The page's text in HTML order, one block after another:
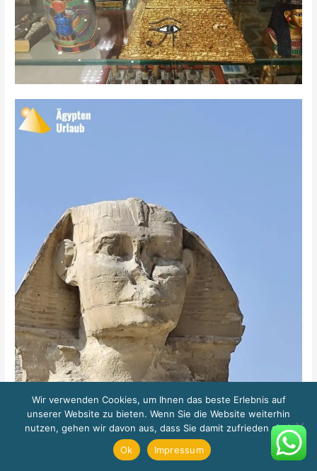
Wir verwenden Cookies, um Ihnen das beste Erlebnis auf
unserer Website zu bieten. Wenn Sie die Website weiterhin
nutzen, gehen wir davon aus, dass Sie damit zufrieden sind.
Ok
Impressum